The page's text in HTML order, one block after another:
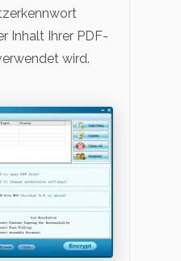
Inhalt Ihrer PDF-
wird.